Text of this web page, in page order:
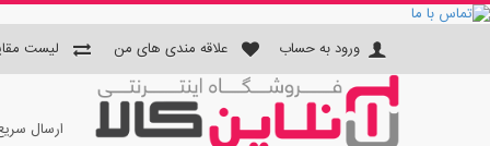
ورود به حساب علاقه مندی های من لیست
ارسال